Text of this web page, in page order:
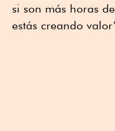
si son más horas
estás creando